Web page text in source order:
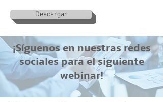
Descargar
¡Síguenos en nuestras redes
sociales para el siguiente
webinar!